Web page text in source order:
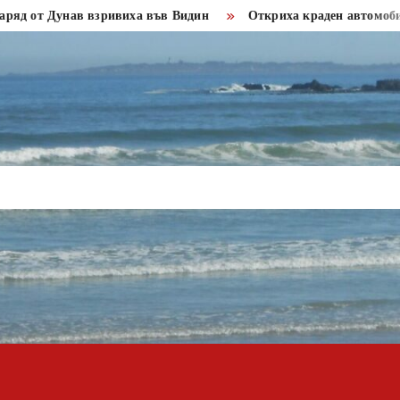
взривиха във Видин Откриха краден автомобил